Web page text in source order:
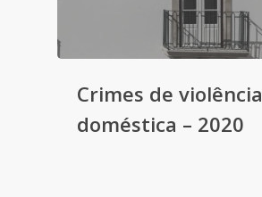
Crimes de violência
doméstica – 2020